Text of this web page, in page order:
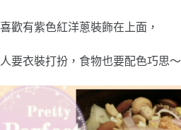
喜歡有紫色紅洋蔥裝飾在上面，
人要衣裝打扮，食物也要配色巧思～